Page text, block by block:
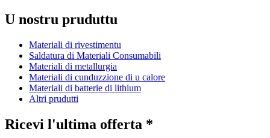
U nostru pruduttu
Materiali di rivestimentu
Saldatura di Materiali Consumabili
Materiali di metallurgia
Materiali di cunduzzione di u calore
Materiali di batterie di lithium
Altri prudutti
Ricevi l'ultima offerta *